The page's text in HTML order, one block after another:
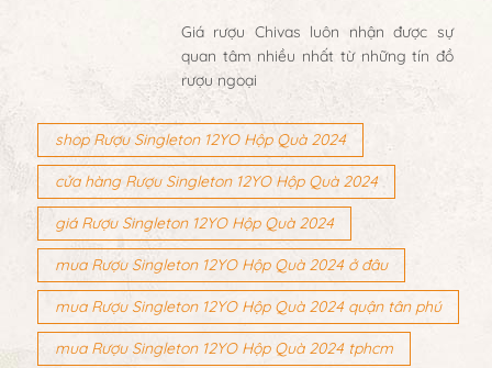
Giá rượu Chivas luôn nhận được sự
quan tâm nhiều nhất từ những tín đồ
rượu ngoại
shop Rượu Singleton 12YO Hộp Quà 2024
cửa hàng Rượu Singleton 12YO Hộp Quà 2024
giá Rượu Singleton 12YO Hộp Quà 2024
mua Rượu Singleton 12YO Hộp Quà 2024 ở đâu
mua Rượu Singleton 12YO Hộp Quà 2024 quận tân phú
mua Rượu Singleton 12YO Hộp Quà 2024 tphcm